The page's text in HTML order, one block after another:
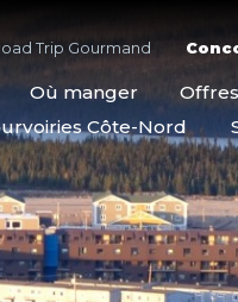
Trip Gourmand
Où manger
Côte-Nord